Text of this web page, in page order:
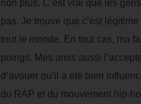
non plus. C’est vrai que les
pas. Je trouve que c’est
tout le monde. En tout cas, ma
poings. Mes amis aussi
d’avouer qu’il a été bien
du RAP et du mouvement hip-